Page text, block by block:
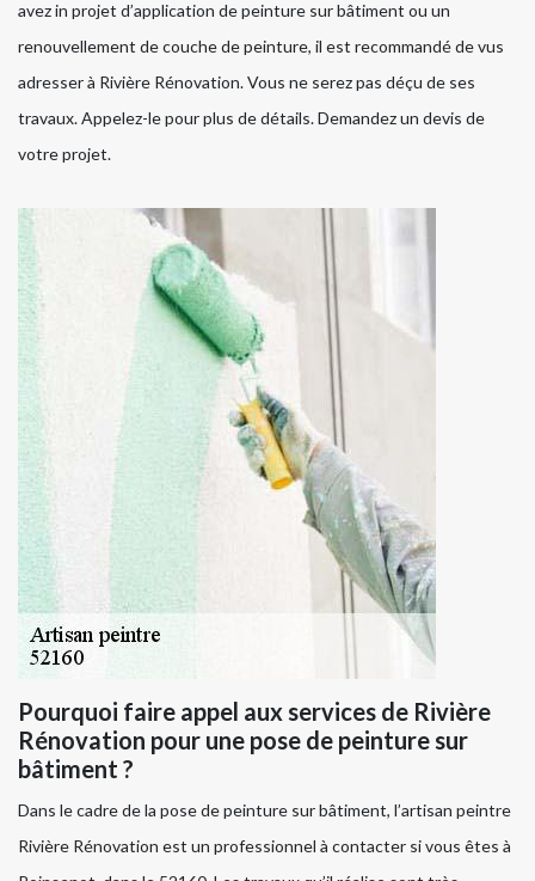
avez in projet d’application de peinture sur bâtiment ou un
renouvellement de couche de peinture, il est recommandé de vus
adresser à Rivière Rénovation. Vous ne serez pas déçu de ses
travaux. Appelez-le pour plus de détails. Demandez un devis de
votre projet.
Pourquoi faire appel aux services de Rivière
Rénovation pour une pose de peinture sur
bâtiment ?
Dans le cadre de la pose de peinture sur bâtiment, l’artisan peintre
Rivière Rénovation est un professionnel à contacter si vous êtes à